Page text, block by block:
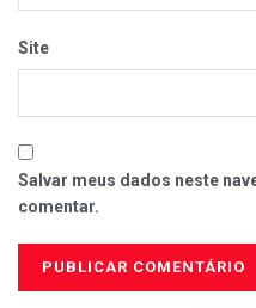
Site
Salvar meus dados neste
comentar.